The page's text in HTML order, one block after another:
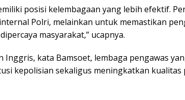
posisi kelembagaan yang lebih efektif.
Polri, melainkan untuk memastikan
masyarakat,” ucapnya.
Inggris, kata Bamsoet, lembaga pengawas
kepolisian sekaligus meningkatkan kualitas